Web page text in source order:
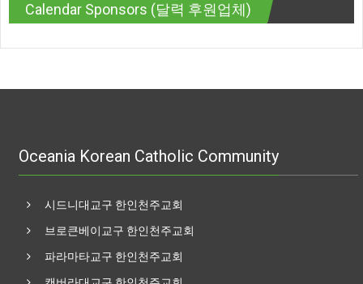
Calendar Sponsors (달력 후원업체)
Oceania Korean Catholic Community
시드니대교구 한인천주교회
브로큰베이교구 한인천주교회
파라마타교구 한인천주교회